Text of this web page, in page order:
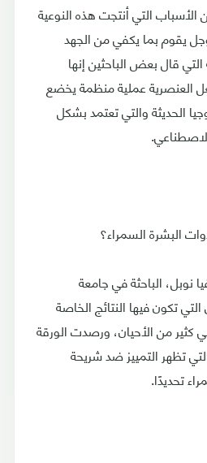
الأسباب التي أنتجت هذه النوعية
يقوم بما يكفي من الجهد
قال بعض الباحثين إنها
العنصرية عملية منظمة يخضع
الحديثة والتي تعتمد بشكل
البشرة السمراء؟
نوبل، الباحثة في جامعة
التي تكون فيها النتائج الخاصة
كثير من الأحيان، ورصدت الورقة
تظهر التمييز ضد شريحة
تحديدًا.